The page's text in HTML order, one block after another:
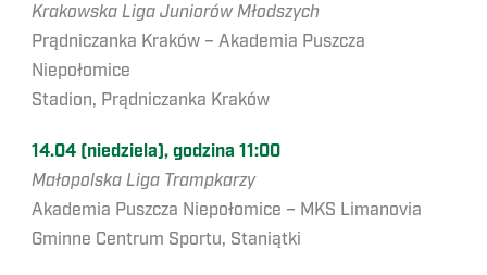
Krakowska Liga Juniorów Młodszych
Prądniczanka Kraków – Akademia Puszcza
Niepołomice
Stadion, Prądniczanka Kraków
14.04 (niedziela), godzina 11:00
Małopolska Liga Trampkarzy
Akademia Puszcza Niepołomice – MKS Limanovia
Gminne Centrum Sportu, Staniątki